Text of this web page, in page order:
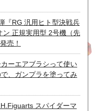
『RG 汎用ヒト型決戦兵
ン 正規実用型 2号機（先
売！
ーエアブラシって使い
、ガンプラを塗ってみ
スパイダーマ